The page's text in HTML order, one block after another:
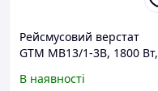
Рейсмусовий верстат
GTM MB13/1-3B, 1800 Вт,
швидкості
В наявності